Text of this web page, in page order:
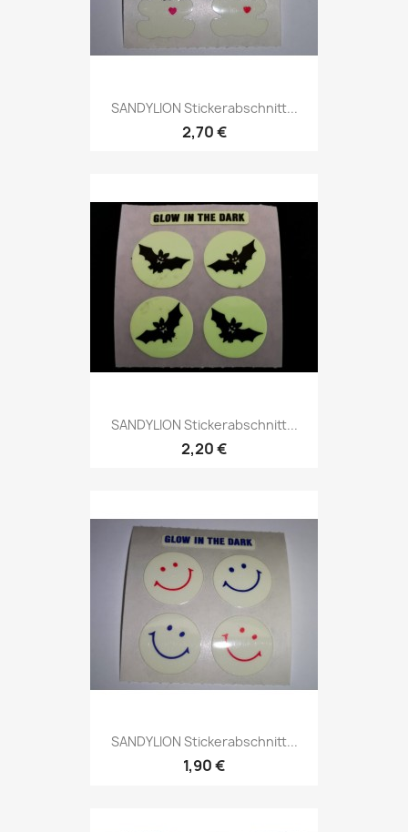
SANDYLION Stickerabschnitt...
2,70 €
SANDYLION Stickerabschnitt...
2,20 €
SANDYLION Stickerabschnitt...
1,90 €